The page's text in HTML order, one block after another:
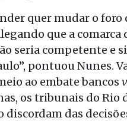
quer mudar o foro
que a comarca
seria competente e
pontuou Nunes.
ao embate bancos
os tribunais do Rio
discordam das